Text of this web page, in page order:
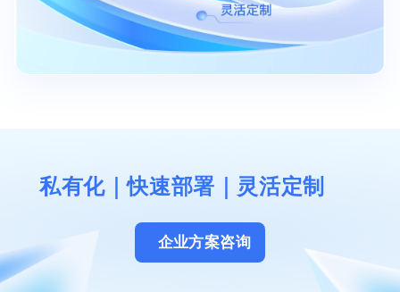
私有化｜快速部署｜灵活定制
企业方案咨询